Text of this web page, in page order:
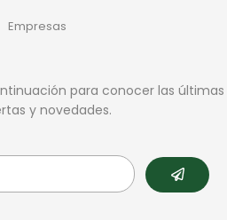
Empresas
para conocer las últimas
y novedades.